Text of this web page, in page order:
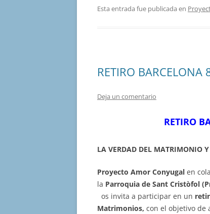
Esta entrada fue publicada en
RETIRO
Deja un comentario
RETIRO
LA VERDAD DEL MATRIMONIO
Proyecto Amor Conyugal en
la Parroquia de Sant Cristòfol
os invita a participar en un
Matrimonios, con el objetivo de